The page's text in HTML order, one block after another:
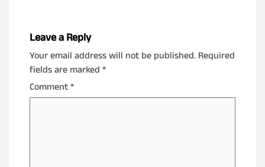
Leave a Reply
Your email address will not be published. Required
fields are marked *
Comment*